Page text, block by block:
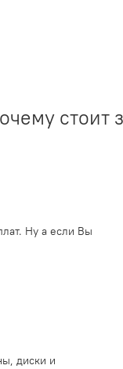
стоит
Ну а если Вы
диски и